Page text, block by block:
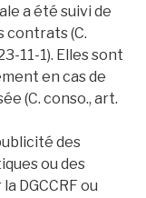
a été suivi de
contrats (C.
11-1). Elles sont
en cas de
(C. conso., art.
des
ou des
DGCCRF ou